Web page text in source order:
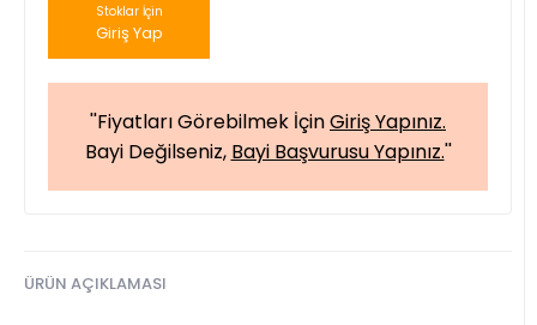
Stoklar İçin
Giriş Yap
''Fiyatları Görebilmek İçinGiriş Yapınız.
Bayi Değilseniz, Bayi Başvurusu Yapınız.''
ÜRÜN AÇIKLAMASI